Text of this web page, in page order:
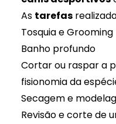
As tarefas
Tosquia e
Banho profundo
Cortar ou raspar a
fisionomia da
Secagem e
Revisão e corte de